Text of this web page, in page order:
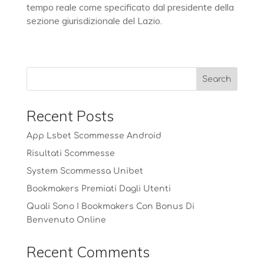
tempo reale come specificato dal presidente della
sezione giurisdizionale del Lazio.
Recent Posts
App Lsbet Scommesse Android
Risultati Scommesse
System Scommessa Unibet
Bookmakers Premiati Dagli Utenti
Quali Sono I Bookmakers Con Bonus Di
Benvenuto Online
Recent Comments